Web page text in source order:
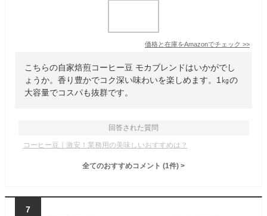
価格と在庫をAmazonでチェック >>
こちらの自家焙煎コーヒー豆 モカブレンドはいかがでし
ょうか。香り豊かでコク深い味わいを楽しめます。1㎏の
大容量でコスパも抜群です。
回答された質問
コーヒー豆｜激安！業務用の美味しいおすすめは？
全てのおすすめコメント (1件) >
7